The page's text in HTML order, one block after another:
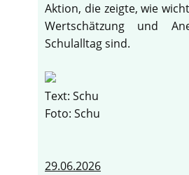
Aktion, die zeigte, wie
Wertschätzung und
Schulalltag sind.
Text: Schu
Foto: Schu
29.06.2026